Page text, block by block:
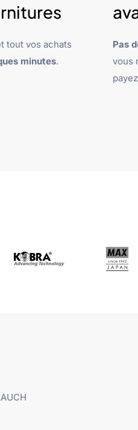
tout vos achats
minutes.
Pas
vous